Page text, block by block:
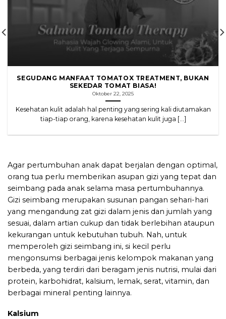
SEGUDANG MANFAAT TOMATOX TREATMENT, BUKAN
SEKEDAR TOMAT BIASA!
Oktober 22, 2025
Kesehatan kulit adalah hal penting yang sering kali diutamakan
tiap-tiap orang, karena kesehatan kulit juga [...]
Agar pertumbuhan anak dapat berjalan dengan optimal,
orang tua perlu memberikan asupan gizi yang tepat dan
seimbang pada anak selama masa pertumbuhannya.
Gizi seimbang merupakan susunan pangan sehari-hari
yang mengandung zat gizi dalam jenis dan jumlah yang
sesuai, dalam artian cukup dan tidak berlebihan ataupun
kekurangan untuk kebutuhan tubuh. Nah, untuk
memperoleh gizi seimbang ini, si kecil perlu
mengonsumsi berbagai jenis kelompok makanan yang
berbeda, yang terdiri dari beragam jenis nutrisi, mulai dari
protein, karbohidrat, kalsium, lemak, serat, vitamin, dan
berbagai mineral penting lainnya.
Kalsium